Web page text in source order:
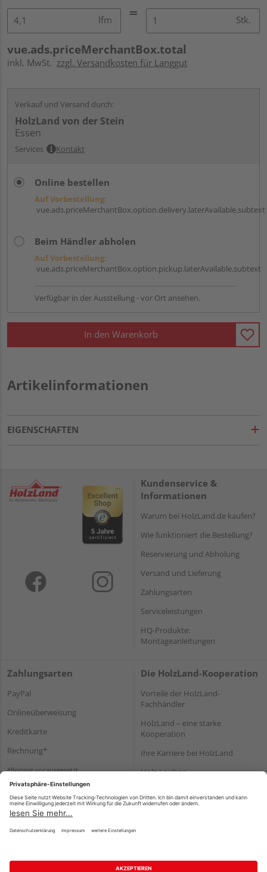
lfm Stk.
vue.ads.priceMerchantBox.total
inkl. MwSt. zzgl. Versandkosten für Langgut
Verkauf und Versand durch:
HolzLand von der Stein
Essen
Services Kontakt
Online bestellen
Auf Vorbestellung:
vue.ads.priceMerchantBox.option.delivery.laterAvailable.subtext
Beim Händler abholen
Auf Vorbestellung:
vue.ads.priceMerchantBox.option.pickup.laterAvailable.subtext
Verfügbar in der Ausstellung - vor Ort ansehen.
In den Warenkorb
Artikelinformationen
EIGENSCHAFTEN
Kundenservice &
Informationen
Warum bei HolzLand.de kaufen?
Wie funktioniert die Bestellung?
Reservierung und Abholung
Versand und Lieferung
Zahlungsarten
Serviceleistungen
HQ-Produkte:
Montageanleitungen
Zahlungsarten
PayPal
Onlineüberweisung
Kreditkarte
Rechnung*
*Bonität vorausgesetzt
Die HolzLand-Kooperation
Vorteile der HolzLand-
Fachhändler
HolzLand – eine starke
Kooperation
Ihre Karriere bei HolzLand
Holz-Lexikon
Impressum Datenschutz Nutzungsbedingungen